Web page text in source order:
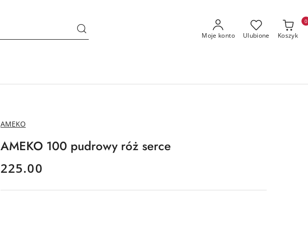
Moje konto Ulubione Koszyk
0
NAZWA
PRODUCENTA:
AMEKO
AMEKO 100 pudrowy róż serce
cena:
225.00